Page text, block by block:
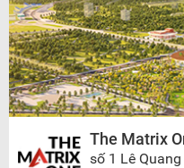
The Matrix
số 1 Lê